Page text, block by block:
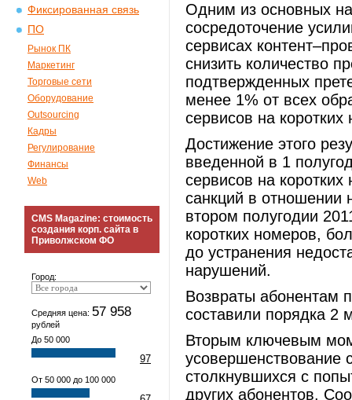
Фиксированная связь
ПО
Рынок ПК
Маркетинг
Торговые сети
Оборудование
Outsourcing
Кадры
Регулирование
Финансы
Web
CMS Magazine: стоимость
создания корп. сайта в
Приволжском ФО
Город:
Средняя цена: 57 958
рублей
До 50 000
97
От 50 000 до 100 000
Одним из основных
сосредоточение
сервисах
снизить количество
подтвержденных
менее 1% от всех
сервисов на
Достижение этого
введенной в 1
сервисов на
санкций в отношении
втором полугодии
коротких номеров,
до устранения
нарушений.
Возвраты абонентам
составили порядка 2
Вторым ключевым
усовершенствование
столкнувшихся с
других абонентов.